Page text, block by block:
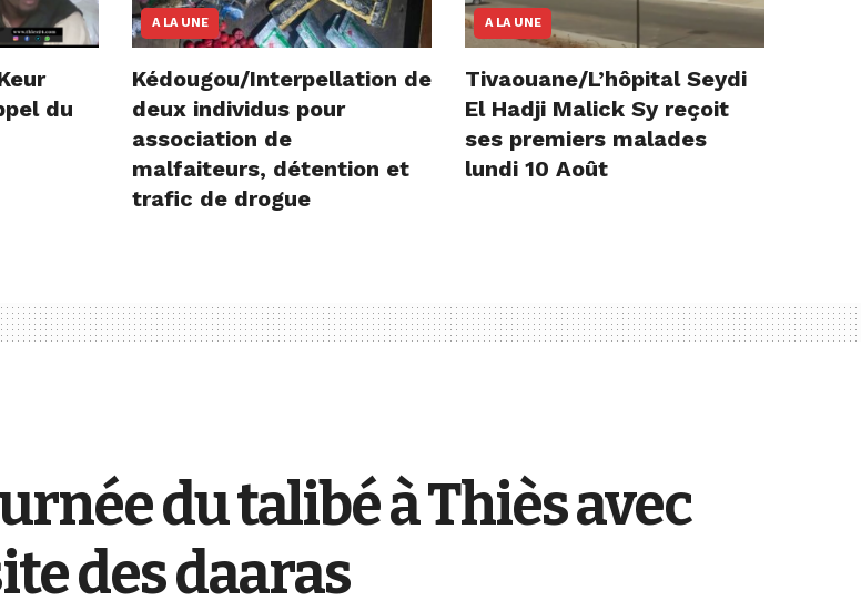
du
A LA UNE
Kédougou/Interpellation de
deux individus pour
association de
malfaiteurs, détention et
trafic de drogue
A LA UNE
Tivaouane/L’hôpital Seydi
El Hadji Malick Sy reçoit
ses premiers malades
lundi 10 Août
du talibé à Thiès avec
des daaras